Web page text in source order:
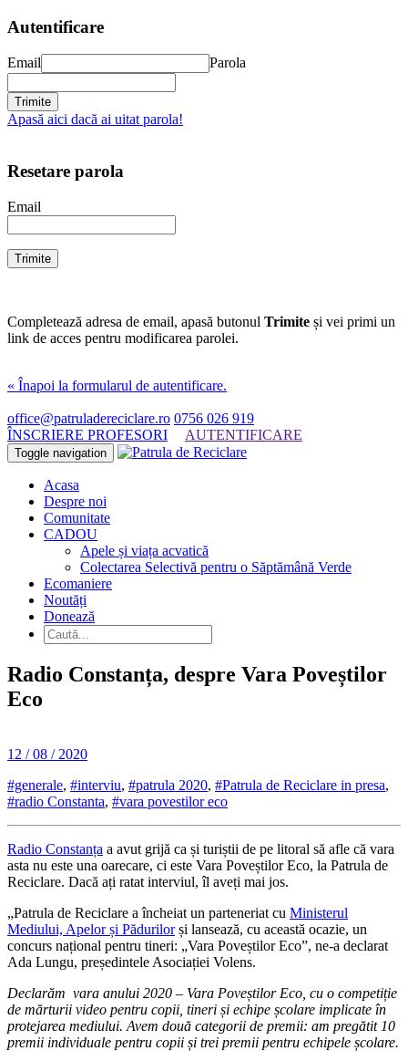
Autentificare
Email Parola
Apasă aici dacă ai uitat parola!
Resetare parola
Email
Completează adresa de email, apasă butonul Trimite și vei primi un
link de acces pentru modificarea parolei.
« Înapoi la formularul de autentificare.
office@patruladereciclare.ro 0756 026 919
ÎNSCRIERE PROFESORI
AUTENTIFICARE
Toggle navigation
Acasa
Despre noi
Comunitate
CADOU
Apele și viața acvatică
Colectarea Selectivă pentru o Săptămână Verde
Ecomaniere
Noutăți
Donează
Radio Constanța, despre Vara Poveștilor
Eco
12 / 08 / 2020
#generale, #interviu, #patrula 2020, #Patrula de Reciclare in presa,
#radio Constanta, #vara povestilor eco
Radio Constanța a avut grijă ca și turiștii de pe litoral să afle că vara
asta nu este una oarecare, ci este Vara Poveștilor Eco, la Patrula de
Reciclare. Dacă ați ratat interviul, îl aveți mai jos.
„Patrula de Reciclare a încheiat un parteneriat cu Ministerul
Mediului, Apelor și Pădurilorși lansează, cu această ocazie, un
concurs național pentru tineri: „Vara Poveștilor Eco”, ne-a declarat
Ada Lungu, președintele Asociației Volens.
Declarăm vara anului 2020 – Vara Poveștilor Eco, cu o competiție
de mărturii video pentru copii, tineri și echipe școlare implicate în
protejarea mediului. Avem două categorii de premii: am pregătit 10
premii individuale pentru copii și trei premii pentru echipele școlare.